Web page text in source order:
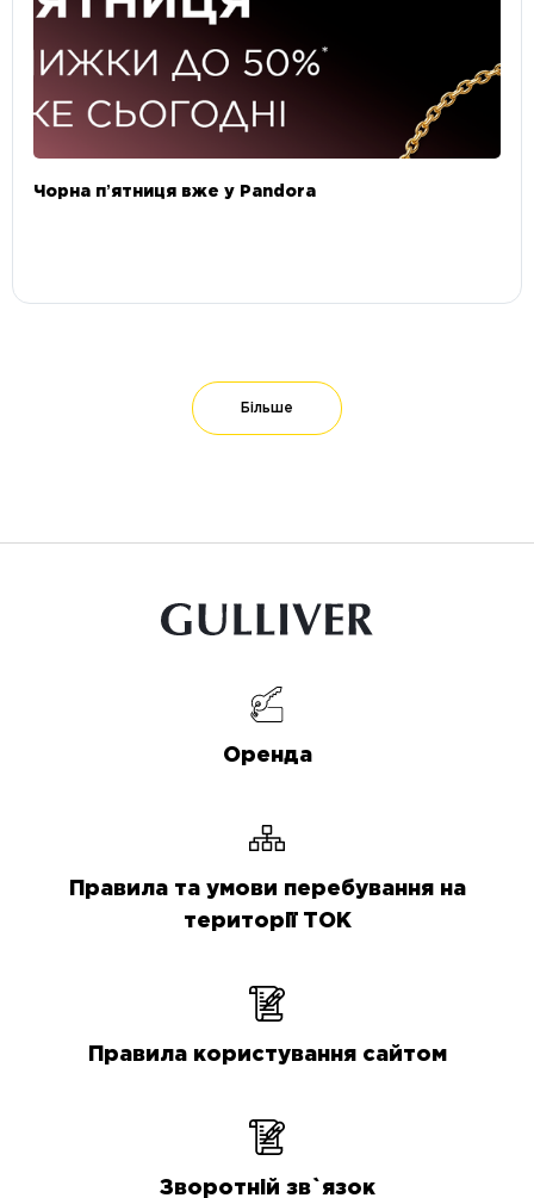
Чорна пʼятниця вже у Pandora
Більше
Оренда
Правила та умови перебування на
території ТОК
Правила користування сайтом
Зворотній зв`язок